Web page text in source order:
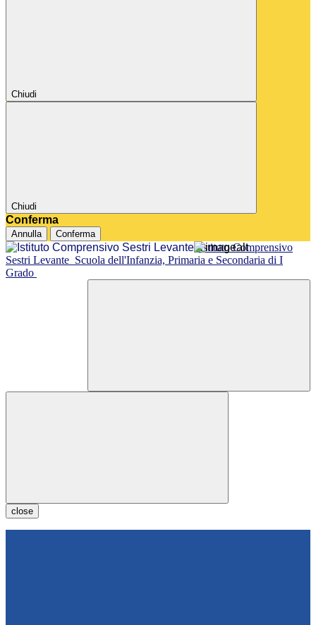
Chiudi
Chiudi
Conferma
Annulla Conferma
Istituto Comprensivo
Sestri Levante Scuola dell'Infanzia, Primaria e Secondaria di I
Grado
close